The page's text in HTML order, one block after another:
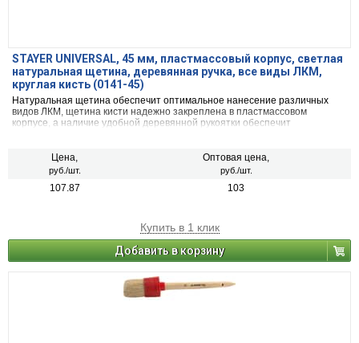
STAYER UNIVERSAL, 45 мм, пластмассовый корпус, светлая
натуральная щетина, деревянная ручка, все виды ЛКМ,
круглая кисть (0141-45)
Натуральная щетина обеспечит оптимальное нанесение различных
видов ЛКМ, щетина кисти надежно закреплена в пластмассовом
корпусе, а наличие удобной деревянной рукоятки обеспечит
Цена,
руб./шт.
Оптовая цена,
руб./шт.
107.87 103
Купить в 1 клик
Добавить в корзину